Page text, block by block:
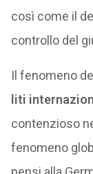
così come il
controllo del
Il fenomeno
liti
contenzioso
fenomeno